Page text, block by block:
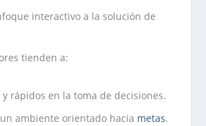
interactivo a la solución de
tienden a:
y rápidos en la toma de decisiones.
ambiente orientado hacia metas.